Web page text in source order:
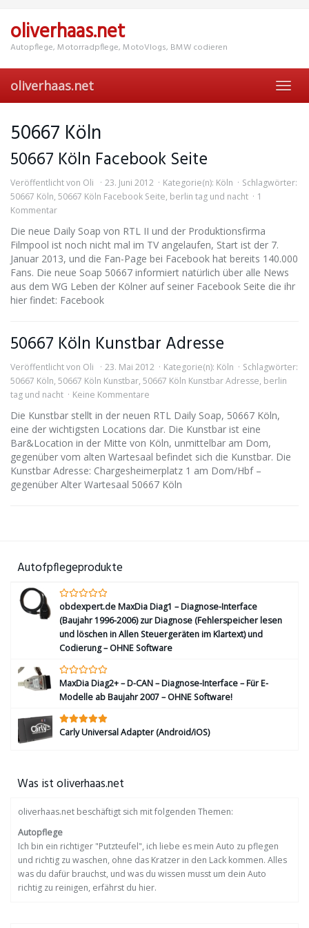
main
content
oliverhaas.net
Autopflege, Motorradpflege, MotoVlogs, BMW codieren
oliverhaas.net
50667 Köln
50667 Köln Facebook Seite
Veröffentlicht von Oli 23. Juni 2012 Kategorie(n): Köln
Schlagwörter:
50667 Köln, 50667 Köln Facebook Seite, berlin tag und nacht
1
Kommentar
Die neue Daily Soap von RTL II und der Produktionsfirma
Filmpool ist noch nicht mal im TV angelaufen, Start ist der 7.
Januar 2013, und die Fan-Page bei Facebook hat bereits 140.000
Fans. Die neue Soap 50667 informiert natürlich über alle News
aus dem WG Leben der Kölner auf seiner Facebook Seite die ihr
hier findet: Facebook
50667 Köln Kunstbar Adresse
Veröffentlicht von Oli 23. Mai 2012 Kategorie(n): Köln
Schlagwörter:
50667 Köln, 50667 Köln Kunstbar, 50667 Köln Kunstbar Adresse, berlin
tag und nacht
Keine Kommentare
Die Kunstbar stellt in der neuen RTL Daily Soap, 50667 Köln,
eine der wichtigsten Locations dar. Die Kunstbar ist eine
Bar&Location in der Mitte von Köln, unmittelbar am Dom,
gegenüber vom alten Wartesaal befindet sich die Kunstbar. Die
Kunstbar Adresse: Chargesheimerplatz 1 am Dom/Hbf –
gegenüber Alter Wartesaal 50667 Köln
Autofpflegeprodukte
obdexpert.de MaxDia Diag1 – Diagnose-Interface
(Baujahr 1996-2006) zur Diagnose (Fehlerspeicher lesen
und löschen in Allen Steuergeräten im Klartext) und
Codierung – OHNE Software
MaxDia Diag2+ – D-CAN – Diagnose-Interface – Für E-
Modelle ab Baujahr 2007 – OHNE Software!
Carly Universal Adapter (Android/iOS)
Was ist oliverhaas.net
oliverhaas.net beschäftigt sich mit folgenden Themen:
Autopflege
Ich bin ein richtiger "Putzteufel", ich liebe es mein Auto zu pflegen
und richtig zu waschen, ohne das Kratzer in den Lack kommen. Alles
was du dafür brauchst, und was du wissen musst um dein Auto
richtig zu reinigen, erfährst du hier.